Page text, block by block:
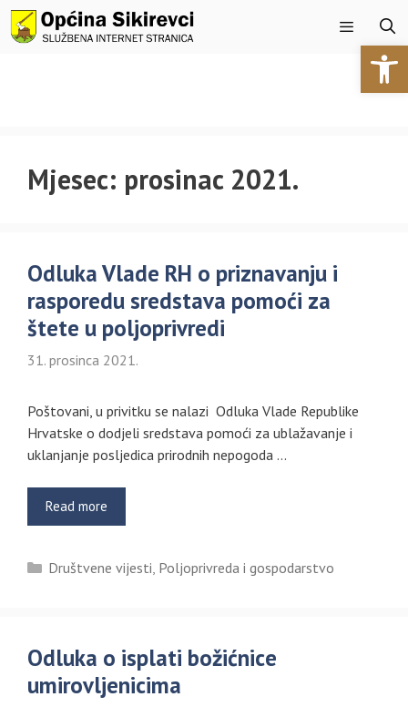
Preskoči
na
Izbornik
Mjesec: prosinac 2021.
Odluka Vlade RH o priznavanju i
rasporedu sredstava pomoći za
štete u poljoprivredi
31. prosinca 2021.
Poštovani, u privitku se nalazi Odluka Vlade Republike
Hrvatske o dodjeli sredstava pomoći za ublažavanje i
uklanjanje posljedica prirodnih nepogoda …
Read more
Kategorije
Društvene vijesti, Poljoprivreda i gospodarstvo
Odluka o isplati božićnice
umirovljenicima